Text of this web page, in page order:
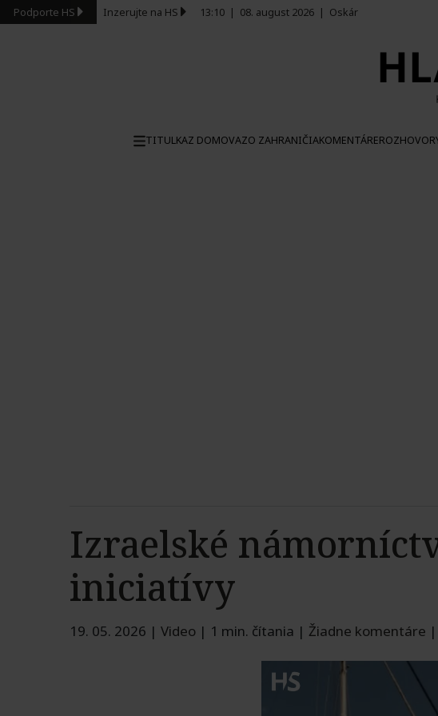
Podporte HS Inzerujte na HS 13:10 | 08. august 2026 | Oskár
TITULKAZ DOMOVAZO ZAHRANIČIAKOMENTÁRE
Izraelské
iniciatívy
19. 05. 2026 | Video | 1 min. čítania | Žiadne komentáre |